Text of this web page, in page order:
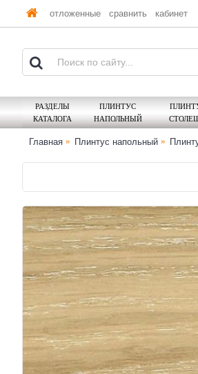
отложенные сравнить кабинет
РАЗДЕЛЫ
КАТАЛОГА
ПЛИНТУС
НАПОЛЬНЫЙ
Главная Плинтус напольный